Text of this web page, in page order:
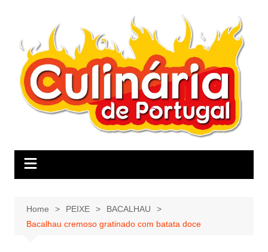
Home PEIXE
BACALHAU
Bacalhau cremoso gratinado com batata doce